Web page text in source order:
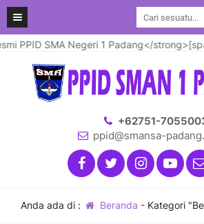
PPID SMA Negeri 1 Padang</
+62751-
ppid@smansa-
Anda ada di : Beranda - Kategori